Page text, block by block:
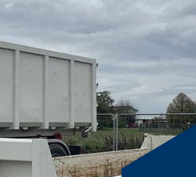
ou un particulier en pleine
spécifiques. À Eyzin Pinet, nous
pour répondre à toutes les exigences,
conseiller sur les meilleures options.
pouvez vous concentrer sur vos
chargeons de la livraison et de la
une tranquillité d'esprit totale. Faites
déchets sans souci à Eyzin Pinet.